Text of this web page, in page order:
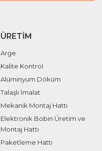
ÜRETIM
Arge
Kalite Kontrol
Alüminyum Döküm
Talaşlı İmalat
Mekanik Montaj Hattı
Elektronik Bobin Üretim ve
Montaj Hattı
Paketleme Hattı